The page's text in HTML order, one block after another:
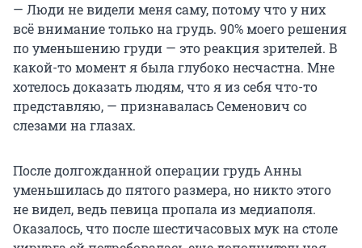
— Люди не видели меня саму, потому что у них
всё внимание только на грудь. 90% моего решения
по уменьшению груди — это реакция зрителей. В
какой-то момент я была глубоко несчастна. Мне
хотелось доказать людям, что я из себя что-то
представляю, — признавалась Семенович со
слезами на глазах.
После долгожданной операции грудь Анны
уменьшилась до пятого размера, но никто этого
не видел, ведь певица пропала из медиаполя.
Оказалось, что после шестичасовых мук на столе